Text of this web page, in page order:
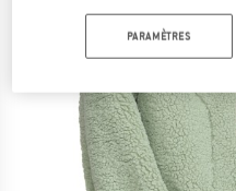
PARAMÈTRES